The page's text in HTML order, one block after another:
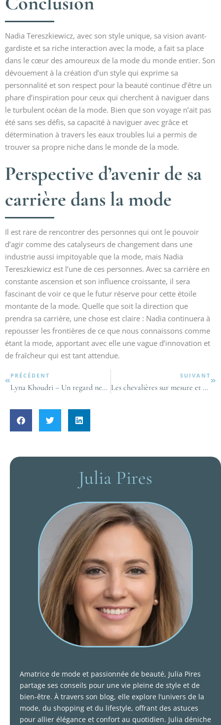
Nadia Tereszkiewicz, avec son style unique, sa vision avant-
gardiste et sa riche interaction avec la mode, a fait sa place
dans le cœur des amoureux de la mode du monde entier. Son
dévouement à la création d’un style qui exprime sa
personnalité et son respect pour la beauté continue d’être un
phare d’inspiration pour ceux qui cherchent à naviguer dans
le turbulent océan de la mode. Bien que son voyage n’ait pas
été sans ses défis, sa capacité à naviguer avec grâce et
détermination à travers les eaux troubles lui a permis de
trouver sa propre niche dans le monde de la mode.
Perspective d’avenir de sa
carrière dans la mode
Il est rare de rencontrer des personnes qui ont le pouvoir
d’agir comme des catalyseurs de changement dans une
industrie aussi impitoyable que la mode, mais Nadia
Tereszkiewicz est l’une de ces personnes. Avec sa carrière en
constante ascension et son influence croissante, il sera
fascinant de voir ce que le futur réserve pour cette étoile
montante de la mode. Quelle que soit la direction que
prendra sa carrière, une chose est claire : Nadia continuera à
repousser les frontières de ce que nous connaissons comme
étant la mode, apportant avec elle une vague d’innovation et
de fraîcheur qui est tant attendue.
PRÉCÉDENT
Lyna Khoudri – Un regard neuf sur l’élégance et la liberté dans la mode
SUIVANT
Les chevalières sur mesure et personnalisées : l’art de l’élégance moderne
Julia Pires
Amatrice de mode et passionnée de beauté, Julia Pires
partage ses conseils pour une vie pleine de style et de
bien-être. À travers son blog, elle explore l’univers de la
mode, du shopping et du lifestyle, offrant des astuces
pour allier élégance et confort au quotidien. Julia déniche